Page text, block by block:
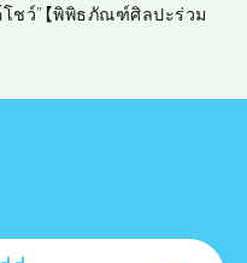
ชว์”【พิพิธภัณฑ์ศิลปะร่วม